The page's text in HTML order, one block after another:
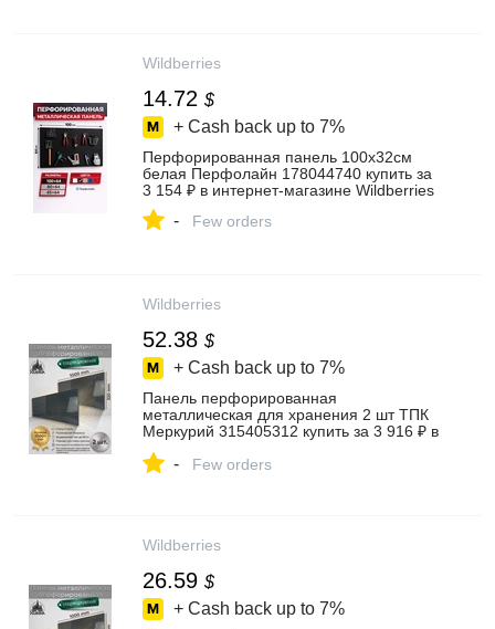
Wildberries
14.72 $
+ Cash back up to 7%
Перфорированная панель 100х32см
белая Перфолайн 178044740 купить за
3 154 ₽ в интернет‑магазине Wildberries
- Few orders
Wildberries
52.38 $
+ Cash back up to 7%
Панель перфорированная
металлическая для хранения 2 шт ТПК
Меркурий 315405312 купить за 3 916 ₽ в
- Few orders
Wildberries
26.59 $
+ Cash back up to 7%